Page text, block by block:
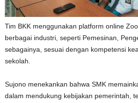
Tim BKK menggunakan platform online
berbagai industri, seperti Pemesinan,
sebagainya, sesuai dengan kompetensi
sekolah.
Sujono menekankan bahwa SMK
dalam mendukung kebijakan pemerintah,